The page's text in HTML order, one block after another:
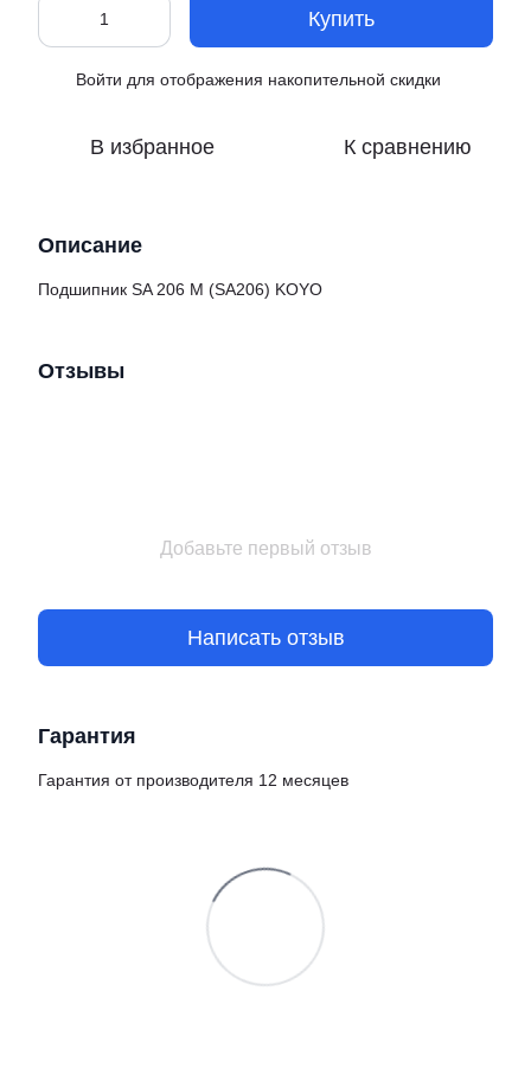
Купить
Войти для отображения накопительной скидки
В избранное К сравнению
Описание
Подшипник SA 206 M (SA206) KOYO
Отзывы
Добавьте первый отзыв
Написать отзыв
Гарантия
Гарантия от производителя 12 месяцев